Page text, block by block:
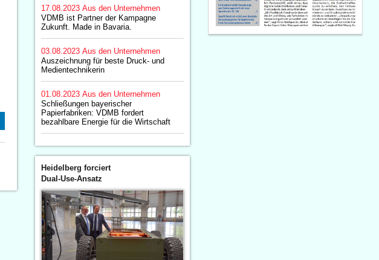
17.08.2023 Aus den Unternehmen
VDMB ist Partner der Kampagne
Zukunft. Made in Bavaria.
03.08.2023 Aus den Unternehmen
Auszeichnung für beste Druck- und
Medientechnikerin
01.08.2023 Aus den Unternehmen
Schließungen bayerischer
Papierfabriken: VDMB fordert
bezahlbare Energie für die Wirtschaft
Heidelberg forciert
Dual-Use-Ansatz